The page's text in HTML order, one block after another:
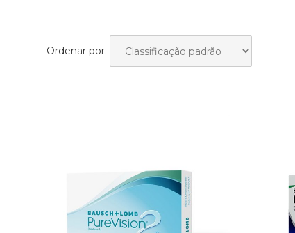
Ordenar por: